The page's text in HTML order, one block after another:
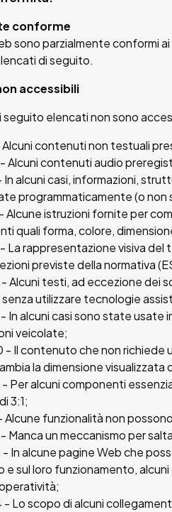
conforme
sono parzialmente conformi ai
di seguito.
accessibili
elencati non sono
Alcuni contenuti non testuali
Alcuni contenuti audio
In alcuni casi, informazioni,
programmaticamente (o
Alcune istruzioni fornite per
quali forma, colore,
La rappresentazione visiva
previste della normativa
Alcuni testi, ad eccezione dei
utilizzare tecnologie
In alcuni casi sono state usate
veicolate;
- Il contenuto che non richiede
la dimensione visualizzata
- Per alcuni componenti
3:1;
Alcune funzionalità non
Manca un meccanismo per
In alcune pagine Web che
e sul loro funzionamento,
Lo scopo di alcuni